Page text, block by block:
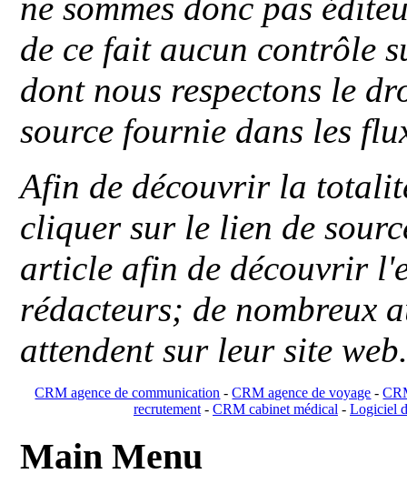
ne sommes donc pas
de ce fait aucun contrôle
dont nous respectons le
source fournie dans les
Afin de découvrir la
cliquer sur le lien de
article afin de découvrir
rédacteurs; de nombreux
attendent sur leur site
CRM agence de communication -CRM agence de voyage -
recrutement- CRM cabinet médical- Logiciel
Main Menu